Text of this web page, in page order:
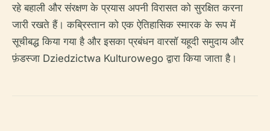
रहे बहाली और संरक्षण के प्रयास अपनी विरासत को सुरक्षित करना
जारी रखते हैं। कब्रिस्तान को एक ऐतिहासिक स्मारक के रूप में
सूचीबद्ध किया गया है और इसका प्रबंधन वारसॉ यहूदी समुदाय और
फ़ंडस्जा Dziedzictwa Kulturowego द्वारा किया जाता है।